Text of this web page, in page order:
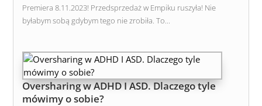
Premiera 8.11.2023! Przedsprzedaż w Empiku ruszyła! Nie
byłabym sobą gdybym tego nie zrobiła. To...
Oversharing w ADHD I ASD. Dlaczego tyle
mówimy o sobie?